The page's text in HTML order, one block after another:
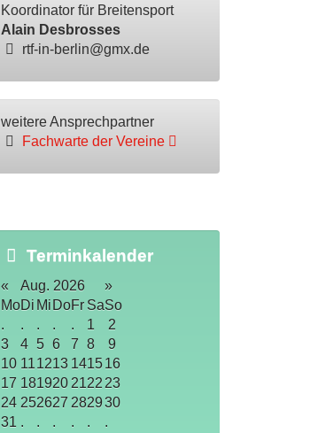
Koordinator für Breitensport
Alain Desbrosses
rtf-in-berlin@gmx.de
weitere Ansprechpartner
Fachwarte der Vereine
Terminkalender
« Aug. 2026
»
MoDi Mi DoFr SaSo
.
. . . . 1
2
3
4 5 6 7 8
9
10 111213 1415 16
17 181920 2122 23
24 252627 282930
31 . . . . .
.